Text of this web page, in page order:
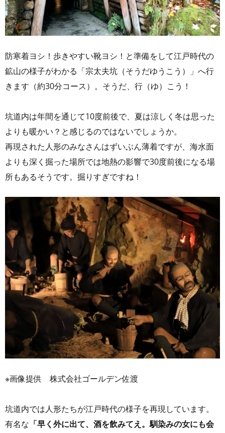
防寒着ヨシ！歩きやすい靴ヨシ！と準備をして江戸時代の
鉱山の様子がわかる「宗太夫坑（そうだゆうこう）」へ行
きます（約30分コース）。そうだ、行（ゆ）こう！
坑道内は年間を通じて10度前後で、夏は涼しく冬は思った
よりも暖かい？と感じるのではないでしょうか。
再現された人形のみなさんはずいぶん薄着ですが、海水面
よりも深く掘った場所では地熱の影響で30度前後になる場
所もあるそうです。掘りすぎですね！
※画像提供 株式会社ゴールデン佐渡
坑道内では人形たちが江戸時代の様子を再現しています。
有名な 「早く外に出て、酒を飲みてえ。馴染みの女にも会